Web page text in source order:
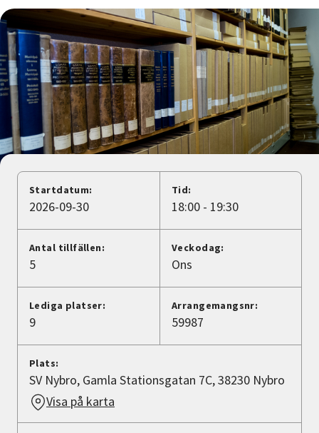
Om SV
Starta studiecirkel
Cirkelledare
Nyheter
Lyssna
Startdatum:
2026-09-30
Tid:
18:00 - 19:30
Antal tillfällen:
5
Veckodag:
Ons
Lediga platser:
9
Arrangemangsnr:
59987
Plats:
SV Nybro, Gamla Stationsgatan 7C, 38230 Nybro
Visa på karta